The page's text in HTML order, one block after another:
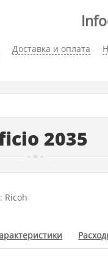
Доставка и оплата
2035
: Ricoh